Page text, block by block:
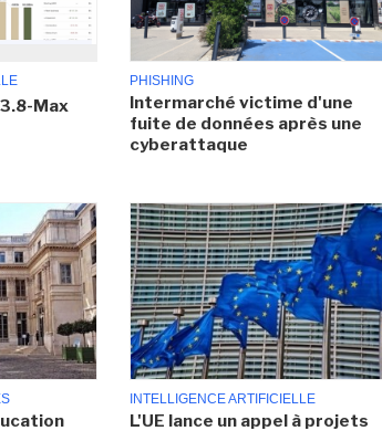
Max
PHISHING
Intermarché victime d'une
fuite de données après une
cyberattaque
INTELLIGENCE ARTIFICIELLE
L'UE lance un appel à projets